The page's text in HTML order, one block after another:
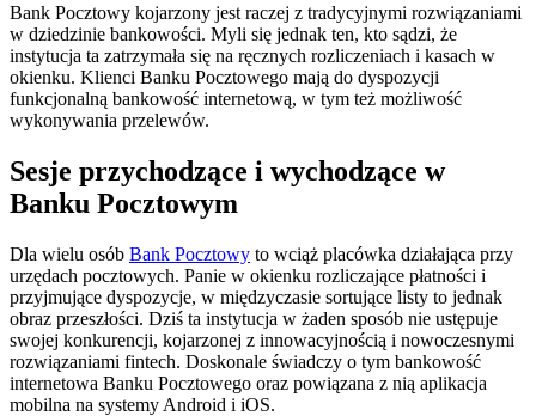
Bank Pocztowy kojarzony jest raczej z tradycyjnymi rozwiązaniami
w dziedzinie bankowości. Myli się jednak ten, kto sądzi, że
instytucja ta zatrzymała się na ręcznych rozliczeniach i kasach w
okienku. Klienci Banku Pocztowego mają do dyspozycji
funkcjonalną bankowość internetową, w tym też możliwość
wykonywania przelewów.
Sesje przychodzące i wychodzące w
Banku Pocztowym
Dla wielu osób Bank Pocztowy to wciąż placówka działająca przy
urzędach pocztowych. Panie w okienku rozliczające płatności i
przyjmujące dyspozycje, w międzyczasie sortujące listy to jednak
obraz przeszłości. Dziś ta instytucja w żaden sposób nie ustępuje
swojej konkurencji, kojarzonej z innowacyjnością i nowoczesnymi
rozwiązaniami fintech. Doskonale świadczy o tym bankowość
internetowa Banku Pocztowego oraz powiązana z nią aplikacja
mobilna na systemy Android i iOS.